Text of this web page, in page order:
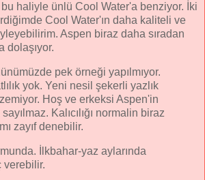
haliyle ünlü Cool Water'a benziyor. İki
Cool Water'ın daha kaliteli ve
Aspen biraz daha sıradan
dolaşıyor.
pek örneği yapılmıyor.
yok. Yeni nesil şekerli yazlık
Hoş ve erkeksi Aspen'in
Kalıcılığı normalin biraz
zayıf denebilir.
İlkbahar-yaz aylarında
verebilir.